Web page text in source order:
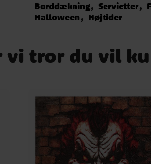
Borddækning Servietter
Halloween
Højtider
vi tror du vil